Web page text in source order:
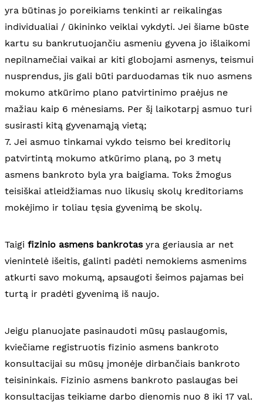
yra būtinas jo poreikiams tenkinti ar reikalingas
individualiai / ūkininko veiklai vykdyti. Jei šiame būste
kartu su bankrutuojančiu asmeniu gyvena jo išlaikomi
nepilnamečiai vaikai ar kiti globojami asmenys, teismui
nusprendus, jis gali būti parduodamas tik nuo asmens
mokumo atkūrimo plano patvirtinimo praėjus ne
mažiau kaip 6 mėnesiams. Per šį laikotarpį asmuo turi
susirasti kitą gyvenamąją vietą;
7. Jei asmuo tinkamai vykdo teismo bei kreditorių
patvirtintą mokumo atkūrimo planą, po 3 metų
asmens bankroto byla yra baigiama. Toks žmogus
teisiškai atleidžiamas nuo likusių skolų kreditoriams
mokėjimo ir toliau tęsia gyvenimą be skolų.
Taigi fizinio asmens bankrotasyra geriausia ar net
vienintelė išeitis, galinti padėti nemokiems asmenims
atkurti savo mokumą, apsaugoti šeimos pajamas bei
turtą ir pradėti gyvenimą iš naujo.
Jeigu planuojate pasinaudoti mūsų paslaugomis,
kviečiame registruotis fizinio asmens bankroto
konsultacijai su mūsų įmonėje dirbančiais bankroto
teisininkais. Fizinio asmens bankroto paslaugas bei
konsultacijas teikiame darbo dienomis nuo 8 iki 17 val.